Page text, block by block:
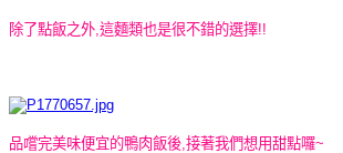
除了點飯之外,這麵類也是很不錯的選擇!!
品嚐完美味便宜的鴨肉飯後,接著我們想用甜點囉~